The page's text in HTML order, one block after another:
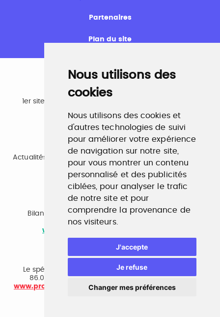
Nous utilisons des
cookies
Nous utilisons des cookies et
d'autres technologies de suivi
pour améliorer votre expérience
de navigation sur notre site,
pour vous montrer un contenu
personnalisé et des publicités
ciblées, pour analyser le trafic
de notre site et pour
comprendre la provenance de
nos visiteurs.
J'accepte
Je refuse
Changer mes préférences
Partenaires
Plan du site
Emploi
1er site emploi du secteur culturel 784.000 visites et
www.profilculture.com
Formation
Actualités, guide et annuaire des formations aux métiers
de la culture.
www.profilculture-formation.com
Accompagnement professionnel
Bilan de compétences, coaching, techniques de
recherche d'emploi, entretien conseil.
www.profilculture-competences.com
Le spécialiste du secteur culturel, une cvthèque de
86.000 CV et réseau unique de professionnels.
www.profilculture-conseil.com/cabinet-recrutement